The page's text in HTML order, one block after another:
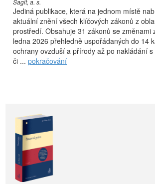
Sagit, a. s.
Jediná publikace, která na jednom místě
aktuální znění všech klíčových zákonů z
prostředí. Obsahuje 31 zákonů se změnami
ledna 2026 přehledně uspořádaných do 14
ochrany ovzduší a přírody až po nakládání s
či ... pokračování